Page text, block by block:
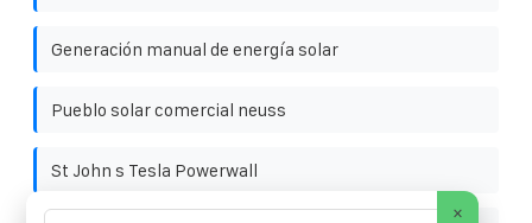
Generación manual de energía solar
Pueblo solar comercial neuss
St John s Tesla Powerwall
×